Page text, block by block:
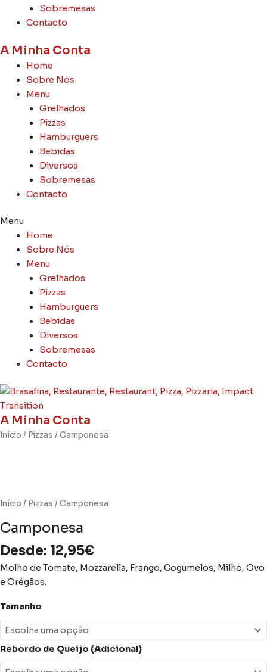
Sobremesas
Contacto
A Minha Conta
Home
Sobre Nós
Menu
Grelhados
Pizzas
Hamburguers
Bebidas
Diversos
Sobremesas
Contacto
Menu
Home
Sobre Nós
Menu
Grelhados
Pizzas
Hamburguers
Bebidas
Diversos
Sobremesas
Contacto
A Minha Conta
Início / Pizzas / Camponesa
Início / Pizzas / Camponesa
Camponesa
Desde: 12,95€
Molho de Tomate, Mozzarella, Frango, Cogumelos, Milho, Ovo
e Orégãos.
Tamanho
Rebordo de Queijo (Adicional)
Quantidade